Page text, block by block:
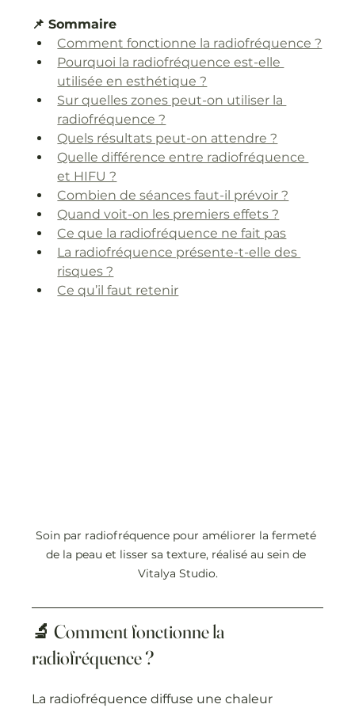
📌 Sommaire
Comment fonctionne la radiofréquence ?
Pourquoi la radiofréquence est-elle
utilisée en esthétique ?
Sur quelles zones peut-on utiliser la
radiofréquence ?
Quels résultats peut-on attendre ?
Quelle différence entre radiofréquence
et HIFU ?
Combien de séances faut-il prévoir ?
Quand voit-on les premiers effets ?
Ce que la radiofréquence ne fait pas
La radiofréquence présente-t-elle des
risques ?
Ce qu’il faut retenir
Soin par radiofréquence pour améliorer la fermeté
de la peau et lisser sa texture, réalisé au sein de
Vitalya Studio.
🔬 Comment fonctionne la
radiofréquence ?
La radiofréquence diffuse une chaleur